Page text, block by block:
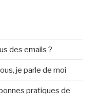
des emails ?
je parle de moi
pratiques de